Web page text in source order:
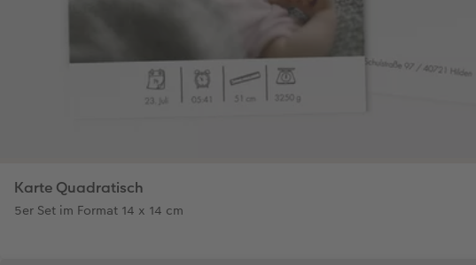
Karte Quadratisch
5er Set im Format 14 x 14 cm